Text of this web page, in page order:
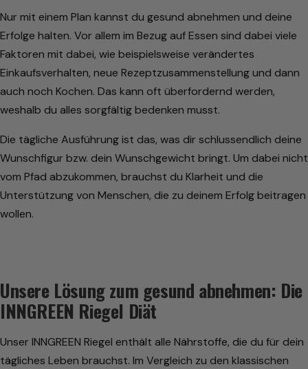
Nur mit einem Plan kannst du gesund abnehmen und deine
Erfolge halten. Vor allem im Bezug auf Essen sind dabei viele
Faktoren mit dabei, wie beispielsweise verändertes
Einkaufsverhalten, neue Rezeptzusammenstellung und dann
auch noch Kochen. Das kann oft überfordernd werden,
weshalb du alles sorgfältig bedenken musst.
Die tägliche Ausführung ist das, was dir schlussendlich deine
Wunschfigur bzw. dein Wunschgewicht bringt. Um dabei nicht
vom Pfad abzukommen, brauchst du Klarheit und die
Unterstützung von Menschen, die zu deinem Erfolg beitragen
wollen.
Unsere Lösung zum gesund abnehmen: Die
INNGREEN Riegel Diät
Unser INNGREEN Riegel enthält alle Nährstoffe, die du für dein
tägliches Leben brauchst. Im Vergleich zu den klassischen